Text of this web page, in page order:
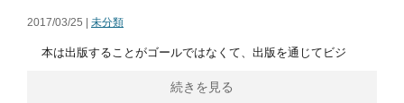
2017/03/25 | 未分類
本は出版することがゴールではなくて、出版を通じてビジ
続きを見る